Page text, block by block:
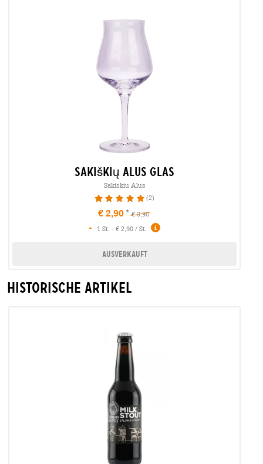
sakiškių alus glas
Sakiskiu Alus
100% (2)
€ 2,90 € 3,90
- 1 St. - € 2,90 / St.
Ausverkauft
Historische Artikel